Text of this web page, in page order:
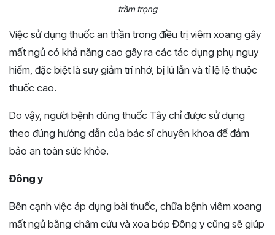
trầm trọng
Việc sử dụng thuốc an thần trong điều trị viêm xoang gây
mất ngủ có khả năng cao gây ra các tác dụng phụ nguy
hiểm, đặc biệt là suy giảm trí nhớ, bị lú lẫn và tỉ lệ lệ thuộc
thuốc cao.
Do vậy, người bệnh dùng thuốc Tây chỉ được sử dụng
theo đúng hướng dẫn của bác sĩ chuyên khoa để đảm
bảo an toàn sức khỏe.
Đông y
Bên cạnh việc áp dụng bài thuốc, chữa bệnh viêm xoang
mất ngủ bằng châm cứu và xoa bóp Đông y cũng sẽ giúp